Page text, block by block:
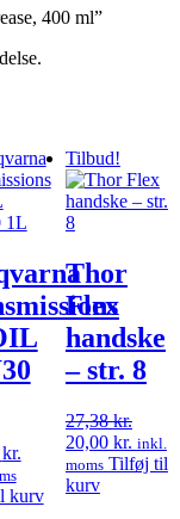
400 ml”
kr.
kurv
Tilbud!
Thor
Flex
handske
– str. 8
27,38kr.
Den
oprindelige
pris
20,00 kr. Den
inkl.
moms Tilføj til
kurv